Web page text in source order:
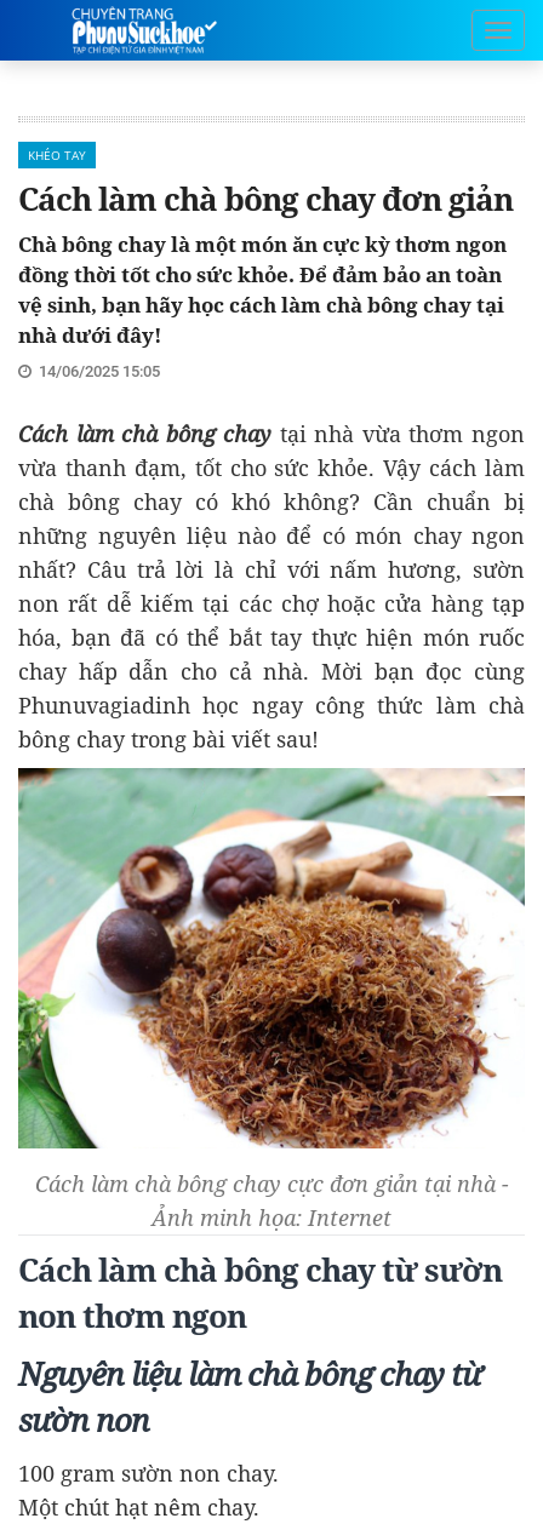
KHÉO TAY
Cách làm chà bông chay đơn giản
Chà bông chay là một món ăn cực kỳ thơm ngon
đồng thời tốt cho sức khỏe. Để đảm bảo an toàn
vệ sinh, bạn hãy học cách làm chà bông chay tại
nhà dưới đây!
14/06/2025 15:05
Cách làm chà bông chay tại nhà vừa thơm ngon
vừa thanh đạm, tốt cho sức khỏe. Vậy cách làm
chà bông chay có khó không? Cần chuẩn bị
những nguyên liệu nào để có món chay ngon
nhất? Câu trả lời là chỉ với nấm hương, sườn
non rất dễ kiếm tại các chợ hoặc cửa hàng tạp
hóa, bạn đã có thể bắt tay thực hiện món ruốc
chay hấp dẫn cho cả nhà. Mời bạn đọc cùng
Phunuvagiadinh học ngay công thức làm chà
bông chay trong bài viết sau!
Cách làm chà bông chay cực đơn giản tại nhà -
Ảnh minh họa: Internet
Cách làm chà bông chay từ sườn
non thơm ngon
Nguyên liệu làm chà bông chay từ
sườn non
100 gram sườn non chay.
Một chút hạt nêm chay.